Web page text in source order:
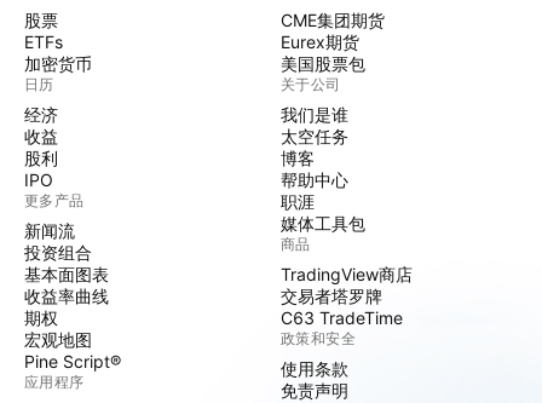
股票
ETFs
加密货币
日历
经济
收益
股利
IPO
更多产品
新闻流
投资组合
基本面图表
收益率曲线
期权
宏观地图
Pine Script®
应用程序
CME集团期货
Eurex期货
美国股票包
关于公司
我们是谁
太空任务
博客
帮助中心
职涯
媒体工具包
商品
TradingView商店
交易者塔罗牌
C63 TradeTime
政策和安全
使用条款
免责声明